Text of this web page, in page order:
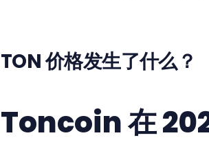
TON 价格发生了什么？
Toncoin 在